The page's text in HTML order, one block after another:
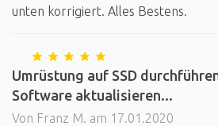
unten korrigiert. Alles Bestens.
Umrüstung auf SSD
Software aktualisieren...
Von Franz M. am 17.01.2020